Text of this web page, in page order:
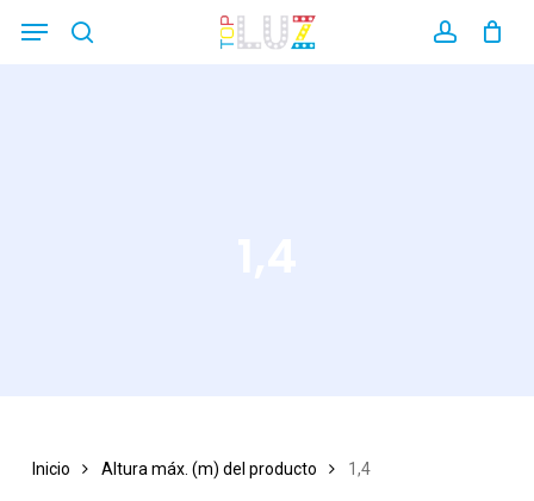
Menu
Inicio Altura máx. (m) del producto 1,4